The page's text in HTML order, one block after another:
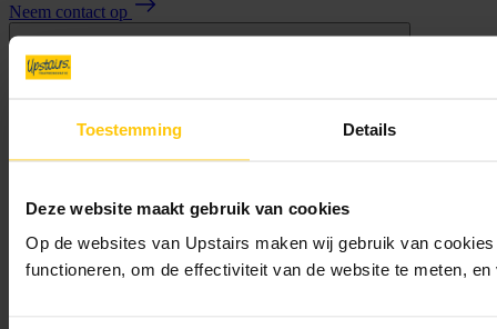
Toestemming Details
Deze website maakt gebruik van cookies
Op de websites van Upstairs maken wij gebruik van
functioneren, om de effectiviteit van de website te meten,
Neem contact op